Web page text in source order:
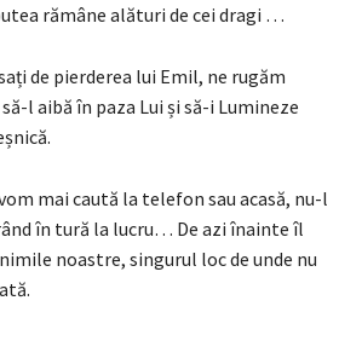
rămâne alături de cei dragi …
de pierderea lui Emil, ne rugăm
l aibă în paza Lui și să-i Lumineze
mai caută la telefon sau acasă, nu-l
în tură la lucru… De azi înainte îl
noastre, singurul loc de unde nu